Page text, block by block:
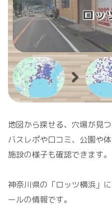
地図から探せる、穴場が見
バスレポや口コミ、公園や
施設の様子も確認できます。
神奈川県の「ロッツ横浜」
ールの情報です。